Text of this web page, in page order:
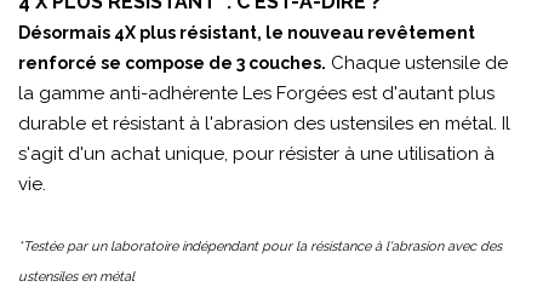
Désormais 4X plus résistant, le nouveau revêtement
renforcé se compose de 3 couches. Chaque ustensile de
la gamme anti-adhérente Les Forgées est d'autant plus
durable et résistant à l'abrasion des ustensiles en métal. Il
s'agit d'un achat unique, pour résister à une utilisation à
vie.
*Testée par un laboratoire indépendant pour la résistance à l'abrasion avec des
ustensiles en métal